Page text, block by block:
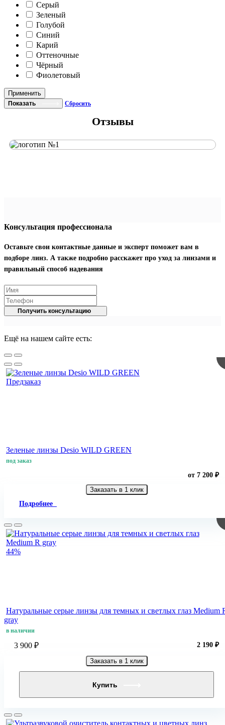
Серый
Зеленый
Голубой
Синий
Карий
Оттеночные
Чёрный
Фиолетовый
Применить
Показать Сбросить
Отзывы
Консультация профессионала
Оставьте свои контактные данные и эксперт поможет вам в
подборе линз. А также подробно расскажет про уход за линзами и
правильный способ надевания
Получить консультацию
Ещё на нашем сайте есть:
Предзаказ
Зеленые линзы Desio WILD GREEN
под заказ
от 7 200 ₽
Заказать в 1 клик
Подробнее
44%
Натуральные серые линзы для темных и светлых глаз Medium
gray
в наличии
3 900 ₽ 2 190 ₽
Заказать в 1 клик